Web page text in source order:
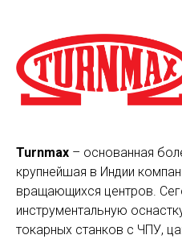
Turnmax – основанная
крупнейшая в Индии
вращающихся центров.
инструментальную
токарных станков с ЧПУ,